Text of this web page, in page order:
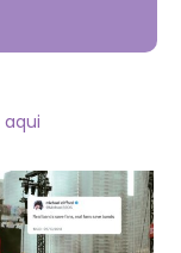
aqui